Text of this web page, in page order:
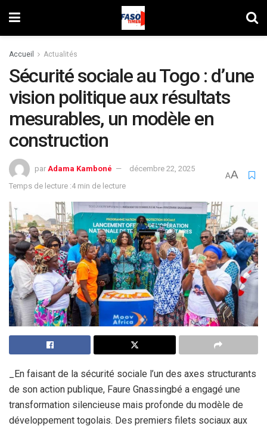
Accueil Actualités
Sécurité sociale au Togo : d’une
vision politique aux résultats
mesurables, un modèle en
construction
par Adama Kamboné
décembre 22, 2025
Temps de lecture :4 min de lecture
AA
_En faisant de la sécurité sociale l’un des axes structurants
de son action publique, Faure Gnassingbé a engagé une
transformation silencieuse mais profonde du modèle de
développement togolais. Des premiers filets sociaux aux